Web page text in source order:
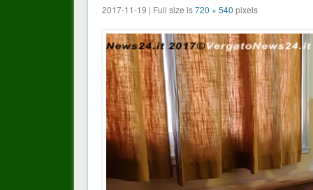
2017-11-19 | Full size is720 × 540 pixels